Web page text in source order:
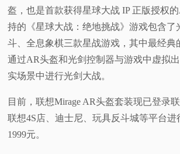
盔，也是首款获得星球大战 IP 正版授权
持的《星球大战：绝地挑战》游戏包含了
斗、全息象棋三款星战游戏，其中最经典
通过AR头盔和光剑控制器与游戏中虚拟
实场景中进行光剑大战。
目前，联想Mirage AR头盔套装现已登录
联想4S店、迪士尼、玩具反斗城等平台进
1999元。